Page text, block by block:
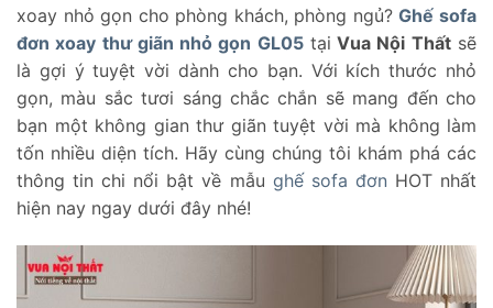
xoay nhỏ gọn cho phòng khách, phòng ngủ?Ghế sofa
đơn xoay thư giãn nhỏ gọn GL05tại Vua Nội Thấtsẽ
là gợi ý tuyệt vời dành cho bạn. Với kích thước nhỏ
gọn, màu sắc tươi sáng chắc chắn sẽ mang đến cho
bạn một không gian thư giãn tuyệt vời mà không làm
tốn nhiều diện tích. Hãy cùng chúng tôi khám phá các
thông tin chi nổi bật về mẫu ghế sofa đơn HOT nhất
hiện nay ngay dưới đây nhé!